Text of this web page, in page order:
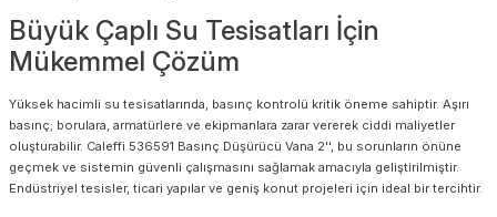
Büyük Çaplı Su Tesisatları İçin
Mükemmel Çözüm
Yüksek hacimli su tesisatlarında, basınç kontrolü kritik öneme sahiptir. Aşırı
basınç; borulara, armatürlere ve ekipmanlara zarar vererek ciddi maliyetler
oluşturabilir. Caleffi 536591 Basınç Düşürücü Vana 2'', bu sorunların önüne
geçmek ve sistemin güvenli çalışmasını sağlamak amacıyla geliştirilmiştir.
Endüstriyel tesisler, ticari yapılar ve geniş konut projeleri için ideal bir tercihtir.